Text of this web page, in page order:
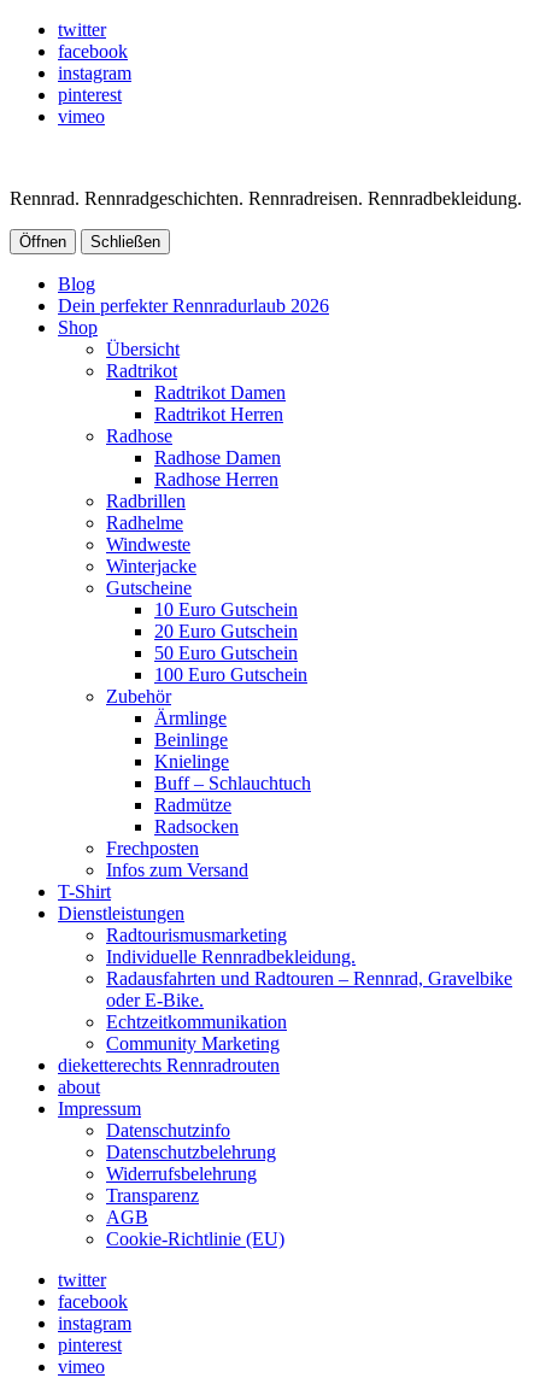
twitter
facebook
instagram
pinterest
vimeo
Rennrad. Rennradgeschichten. Rennradreisen. Rennradbekleidung.
Öffnen Schließen
Blog
Dein perfekter Rennradurlaub 2026
Shop
Übersicht
Radtrikot
Radtrikot Damen
Radtrikot Herren
Radhose
Radhose Damen
Radhose Herren
Radbrillen
Radhelme
Windweste
Winterjacke
Gutscheine
10 Euro Gutschein
20 Euro Gutschein
50 Euro Gutschein
100 Euro Gutschein
Zubehör
Ärmlinge
Beinlinge
Knielinge
Buff – Schlauchtuch
Radmütze
Radsocken
Frechposten
Infos zum Versand
T-Shirt
Dienstleistungen
Radtourismusmarketing
Individuelle Rennradbekleidung.
Radausfahrten und Radtouren – Rennrad, Gravelbike
oder E-Bike.
Echtzeitkommunikation
Community Marketing
dieketterechts Rennradrouten
about
Impressum
Datenschutzinfo
Datenschutzbelehrung
Widerrufsbelehrung
Transparenz
AGB
Cookie-Richtlinie (EU)
twitter
facebook
instagram
pinterest
vimeo